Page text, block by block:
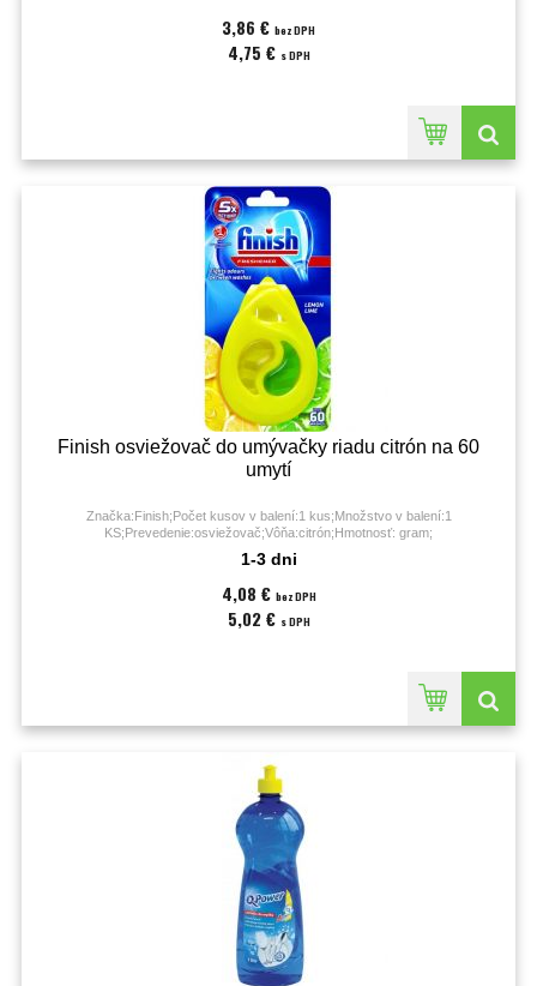
3,86 € bez DPH
4,75 € s DPH
Finish osviežovač do umývačky riadu citrón na 60
umytí
Značka:Finish;Počet kusov v balení:1 kus;Množstvo v balení:1
KS;Prevedenie:osviežovač;Vôňa:citrón;Hmotnosť: gram;
1-3 dni
4,08 € bez DPH
5,02 € s DPH